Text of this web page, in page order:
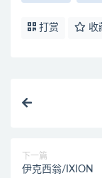
打赏 收
下一篇
伊克西翁/IXION